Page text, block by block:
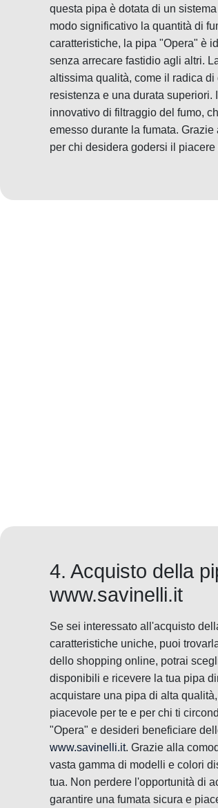
questa pipa è dotata di un
modo significativo la quantità di
caratteristiche, la pipa "Opera" è
senza arrecare fastidio agli altri.
altissima qualità, come il radica
resistenza e una durata superiori.
innovativo di filtraggio del fumo,
emesso durante la fumata.
per chi desidera godersi il
4. Acquisto della
www.savinelli.it
Se sei interessato all'acquisto
caratteristiche uniche, puoi
dello shopping online, potrai
disponibili e ricevere la tua pipa
acquistare una pipa di alta
piacevole per te e per chi ti
"Opera" e desideri beneficiare
www.savinelli.it. Grazie alla
vasta gamma di modelli e colori
tua. Non perdere l'opportunità di
garantire una fumata sicura e